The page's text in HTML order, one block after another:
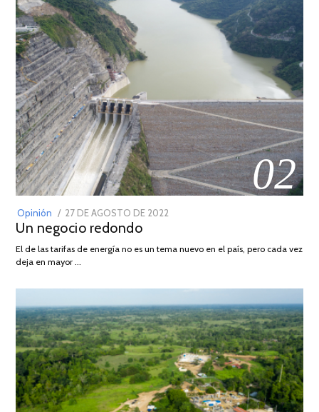
02
Opinión
POSTED
ON
27 DE AGOSTO DE 2022
DE
Un negocio redondo
El de las tarifas de energía no es un tema nuevo en el país, pero cada vez
deja en mayor …